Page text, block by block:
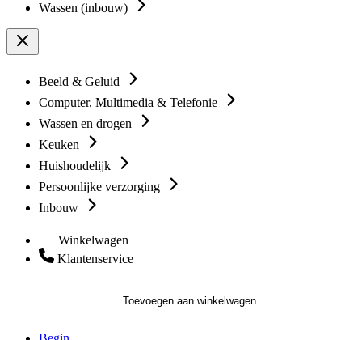
Wassen (inbouw)
Beeld & Geluid
Computer, Multimedia & Telefonie
Wassen en drogen
Keuken
Huishoudelijk
Persoonlijke verzorging
Inbouw
Winkelwagen
Klantenservice
Toevoegen aan winkelwagen